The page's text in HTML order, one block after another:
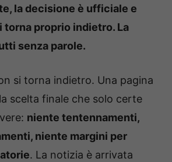
la decisione è ufficiale e
torna proprio indietro. La
senza parole.
si torna indietro. Una pagina
scelta finale che solo certe
niente tentennamenti,
niente margini per
. La notizia è arrivata